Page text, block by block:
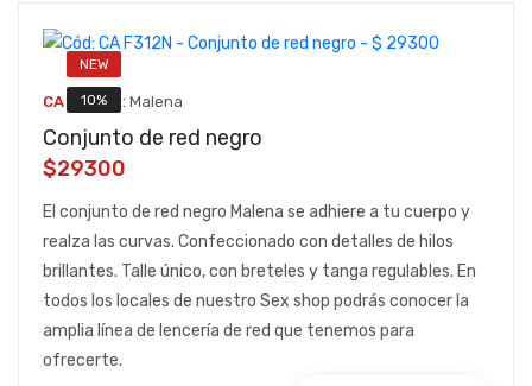
NEW
10%
CA F312N :: Malena
Conjunto de red negro
$29300
El conjunto de red negro Malena se adhiere a tu cuerpo y
realza las curvas. Confeccionado con detalles de hilos
brillantes. Talle único, con breteles y tanga regulables. En
todos los locales de nuestro Sex shop podrás conocer la
amplia línea de lencería de red que tenemos para
ofrecerte.